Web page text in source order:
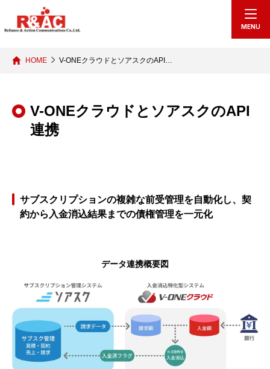
MENU
V-ONEクラウドとソアスクのAPI
連携
HOME V-ONEクラウドとソアスクのAPI…
サブスクリプションの複雑な前受管理を自動化し、契
約から入金消込結果までの債権管理を一元化
データ連携概要図